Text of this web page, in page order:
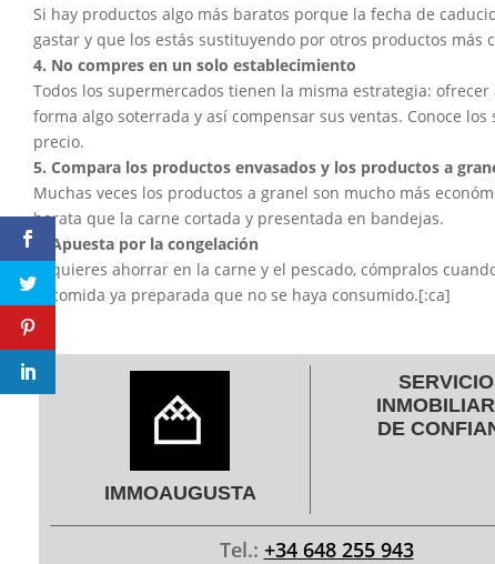
Si hay productos algo más baratos porque la fecha de
gastar y que los estás sustituyendo por otros productos más
4. No compres en un solo establecimiento
Todos los supermercados tienen la misma estrategia:
forma algo soterrada y así compensar sus ventas. Conoce
precio.
5. Compara los productos envasados y los productos a
Muchas veces los productos a granel son mucho más
barata que la carne cortada y presentada en bandejas.
6. Apuesta por la congelación
Si quieres ahorrar en la carne y el pescado, cómpralos
la comida ya preparada que no se haya consumido.[:ca]
IMMOAUGUSTA
DE
Tel.: +34 648 255 943